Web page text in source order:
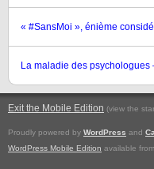
« #SansMoi », énième
La maladie des
Exit the Mobile Edition (view the
Proudly powered by WordPress and
WordPress Mobile Edition available